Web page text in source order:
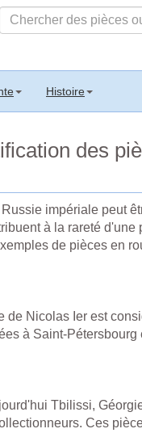
Histoire
des
impériale peut
à la rareté
de pièces en
Nicolas Ier est
à Saint-
Tbilissi,
Ces